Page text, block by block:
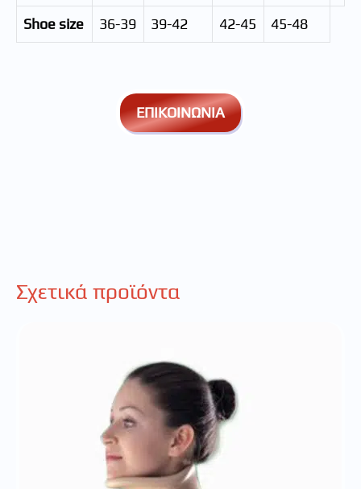
Shoe size 36-39 39-42 42-45 45-48
ΕΠΙΚΟΙΝΩΝΙΑ
Σχετικά προϊόντα